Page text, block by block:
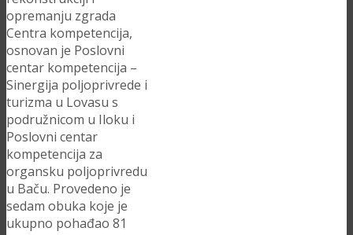
opremanju zgrada
Centra kompetencija,
osnovan je Poslovni
centar kompetencija –
Sinergija poljoprivrede i
turizma u Lovasu s
podružnicom u Iloku i
Poslovni centar
kompetencija za
organsku poljoprivredu
u Baču. Provedeno je
sedam obuka koje je
ukupno pohađao 81